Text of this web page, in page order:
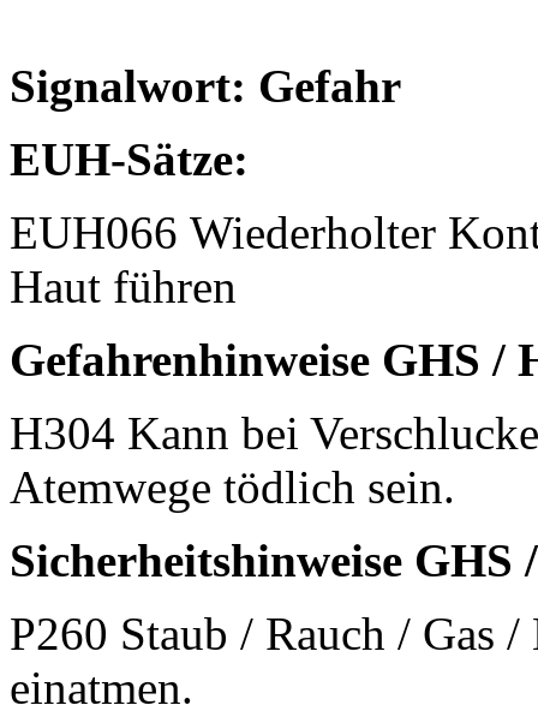
Signalwort: Gefahr
EUH-Sätze:
EUH066 Wiederholter
Haut führen
Gefahrenhinweise GHS /
H304 Kann bei
Atemwege tödlich sein.
Sicherheitshinweise GHS
P260 Staub / Rauch / Gas
einatmen.